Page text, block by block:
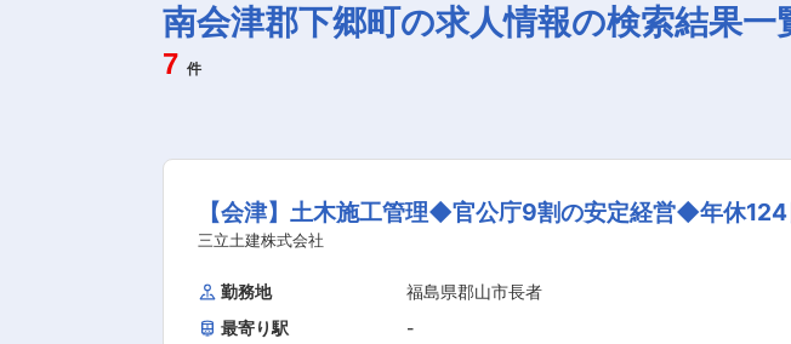
南会津郡下郷町の求人情報の検索結果一
7 件
【会津】土木施工管理◆官公庁9割の安定経営◆年休
三立土建株式会社
勤務地
福島県郡山市長者
最寄り駅
-